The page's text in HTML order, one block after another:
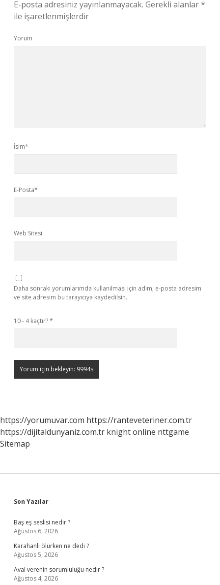
E-posta adresiniz yayınlanmayacak. Gerekli alanlar*
ile işaretlenmişlerdir
Yorum
İsim*
E-Posta*
Web Sitesi
Daha sonraki yorumlarımda kullanılması için adım, e-posta adresim
ve site adresim bu tarayıcıya kaydedilsin.
10 - 4 kaçtır?*
https://yorumuvar.com https://ranteveteriner.com.tr
https://dijitaldunyaniz.com.tr knight online nttgame
Sitemap
Sidebar
Son Yazılar
Baş eş seslisi nedir ?
Ağustos 6, 2026
Karahanlı ölürken ne dedi ?
Ağustos 5, 2026
Aval verenin sorumluluğu nedir ?
Ağustos 4, 2026